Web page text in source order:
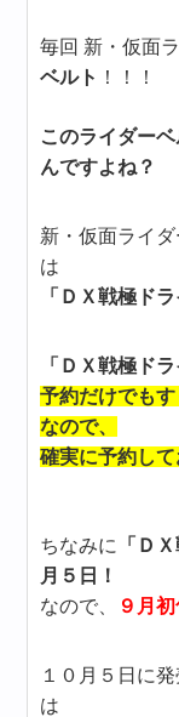
毎回 新・仮面
ベルト ！！！
このライダー
んですよね？
新・仮面ライ
は
「ＤＸ戦極ドラ
「ＤＸ戦極ドラ
予約だけでも
なので、
確実に予約し
ちなみに
「Ｄ
月５日！
なので、
９月
１０月５日に
は